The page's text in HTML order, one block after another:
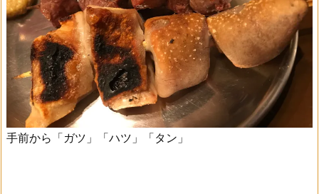
手前から「ガツ」「ハツ」「タン」